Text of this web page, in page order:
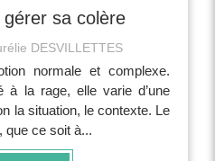
sa colère
DESVILLETTES
normale et complexe.
à la rage, elle varie d’une
la situation, le contexte. Le
que ce soit à...